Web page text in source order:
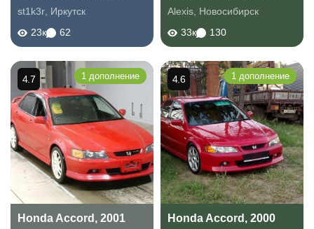
st1k3r Иркутск
23к
62
Alexis Новосибирск
33к
130
Honda Accord, 2001
4.7 1 дополнение
Honda Accord, 2000
4.6 1 дополнение